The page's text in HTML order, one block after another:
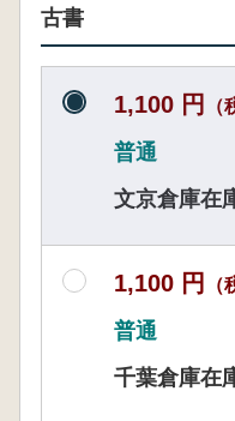
古書
1,100 円 （
普通
文京倉庫在
1,100 円 （
普通
千葉倉庫在